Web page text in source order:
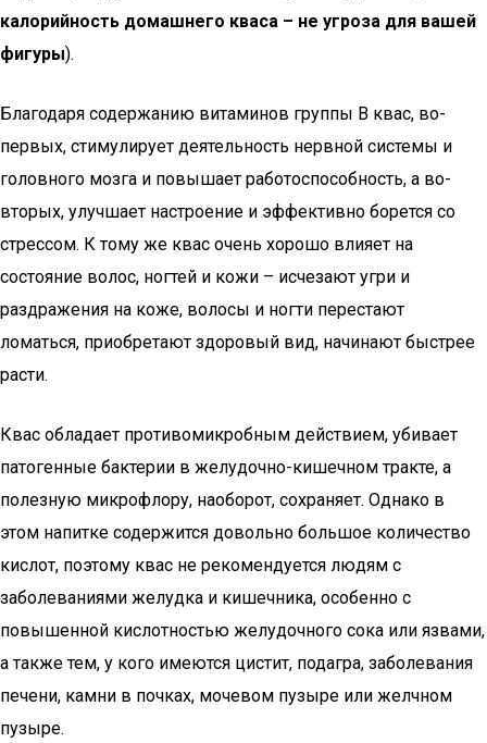
калорийность домашнего кваса – не угроза для вашей
фигуры).
Благодаря содержанию витаминов группы В квас, во-
первых, стимулирует деятельность нервной системы и
головного мозга и повышает работоспособность, а во-
вторых, улучшает настроение и эффективно борется со
стрессом. К тому же квас очень хорошо влияет на
состояние волос, ногтей и кожи – исчезают угри и
раздражения на коже, волосы и ногти перестают
ломаться, приобретают здоровый вид, начинают быстрее
расти.
Квас обладает противомикробным действием, убивает
патогенные бактерии в желудочно-кишечном тракте, а
полезную микрофлору, наоборот, сохраняет. Однако в
этом напитке содержится довольно большое количество
кислот, поэтому квас не рекомендуется людям с
заболеваниями желудка и кишечника, особенно с
повышенной кислотностью желудочного сока или язвами,
а также тем, у кого имеются цистит, подагра, заболевания
печени, камни в почках, мочевом пузыре или желчном
пузыре.